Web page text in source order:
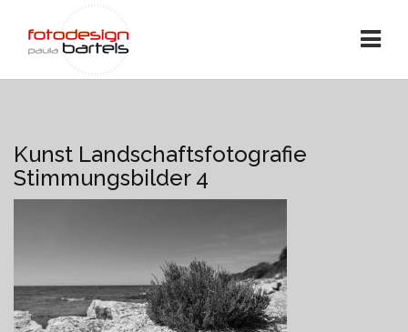
Kunst Landschaftsfotografie
Stimmungsbilder 4